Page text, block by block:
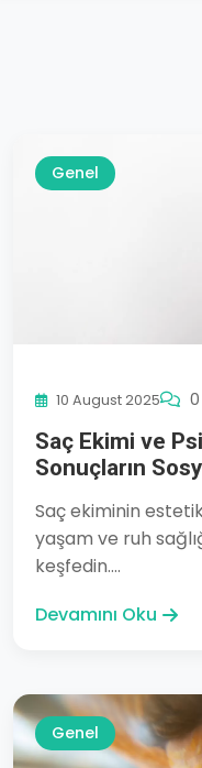
Genel
10 August 2025
Saç Ekimi ve
Sonuçların
Saç ekiminin
yaşam ve ruh
keşfedin....
Devamını Oku
Genel